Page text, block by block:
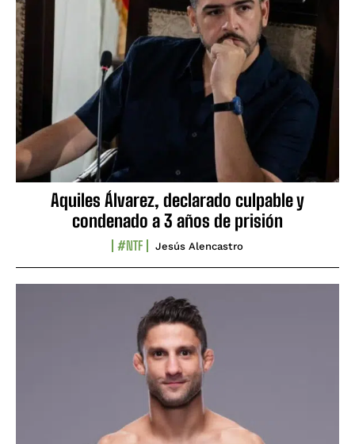
Aquiles Álvarez, declarado culpable y
condenado a 3 años de prisión
#NTF Jesús Alencastro